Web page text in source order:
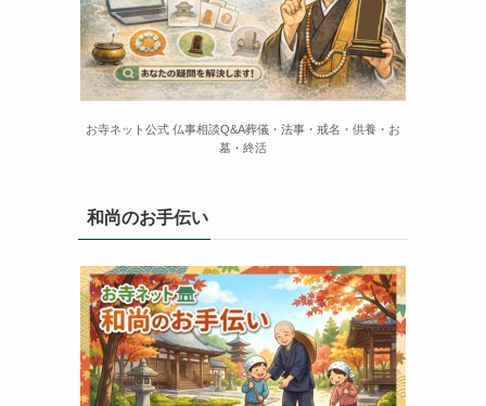
お寺ネット公式 仏事相談Q&A葬儀・法事・戒名・供養・お
墓・終活
和尚のお手伝い